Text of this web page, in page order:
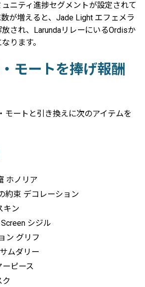
ニティ進捗セグメントが設定されて
が増えると、Jade Light エフェメラ
され、LarundaリレーにいるOrdisか
ります。
モートを捧げ報酬
モートと引き換えに次のアイテムを
ホノリア
約束 デコレーション
キン
シジル
ン グリフ
ムダリー
ーピース
ク